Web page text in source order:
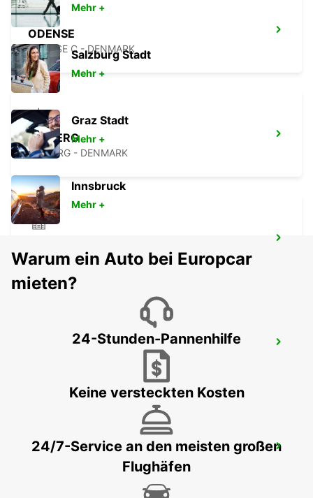
ODENSE
ODENSE C - DENMARK
ESBJERG
ESBJERG - DENMARK
SOENDERBORG - DENMARK
FLUGHAFEN SØNDERBORG
SONDERBORG - DENMARK
SILKEBORG
SILKEBORG - DENMARK
Mehr +
Salzburg Stadt
Mehr +
Graz Stadt
Mehr +
Innsbruck
Mehr +
Warum ein Auto bei Europcar
mieten?
24-Stunden-Pannenhilfe
Keine versteckten Kosten
24/7-Service an den meisten großen
Flughäfen